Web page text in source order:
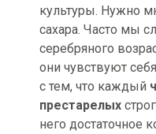
культуры. Нужно
сахара. Часто мы
серебряного
они чувствуют
с тем, что каждый
престарелых
него достаточное